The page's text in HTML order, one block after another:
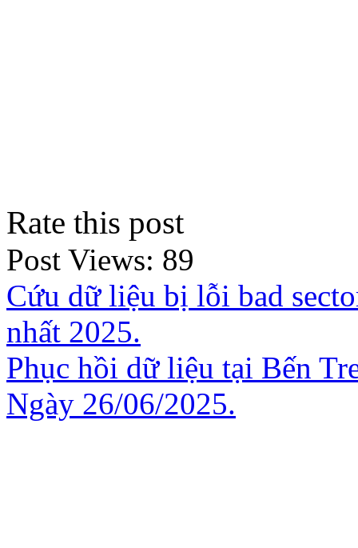
Rate this post
Post Views: 89
Cứu dữ liệu bị lỗi bad
nhất 2025.
Phục hồi dữ liệu tại Bến
Ngày 26/06/2025.